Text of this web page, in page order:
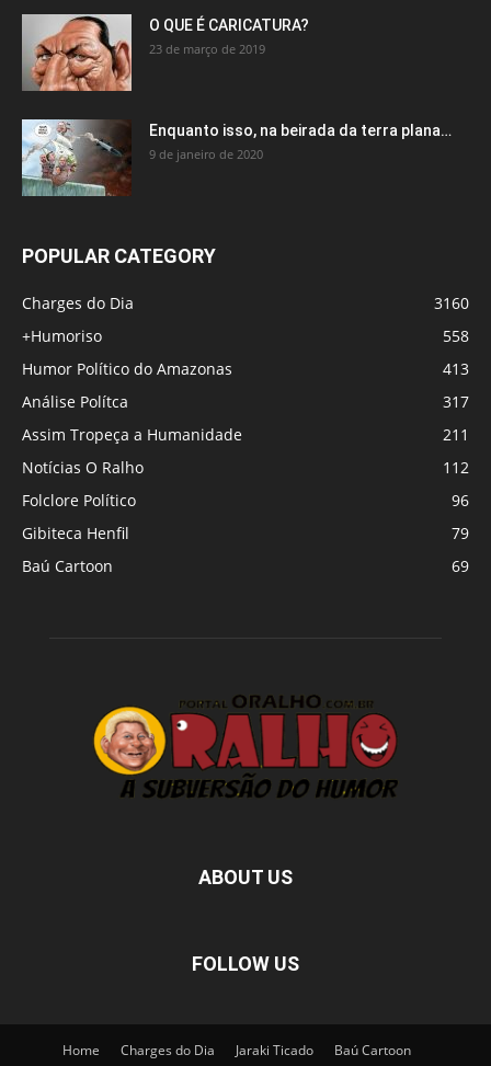
O QUE É CARICATURA?
23 de março de 2019
Enquanto isso, na beirada da terra plana…
9 de janeiro de 2020
POPULAR CATEGORY
Charges do Dia
3160
+Humoriso
558
Humor Político do Amazonas
413
Análise Polítca
317
Assim Tropeça a Humanidade
211
Notícias O Ralho
112
Folclore Político
96
Gibiteca Henfil
79
Baú Cartoon
69
ABOUT US
FOLLOW US
Home Charges do Dia Jaraki Ticado
Baú Cartoon